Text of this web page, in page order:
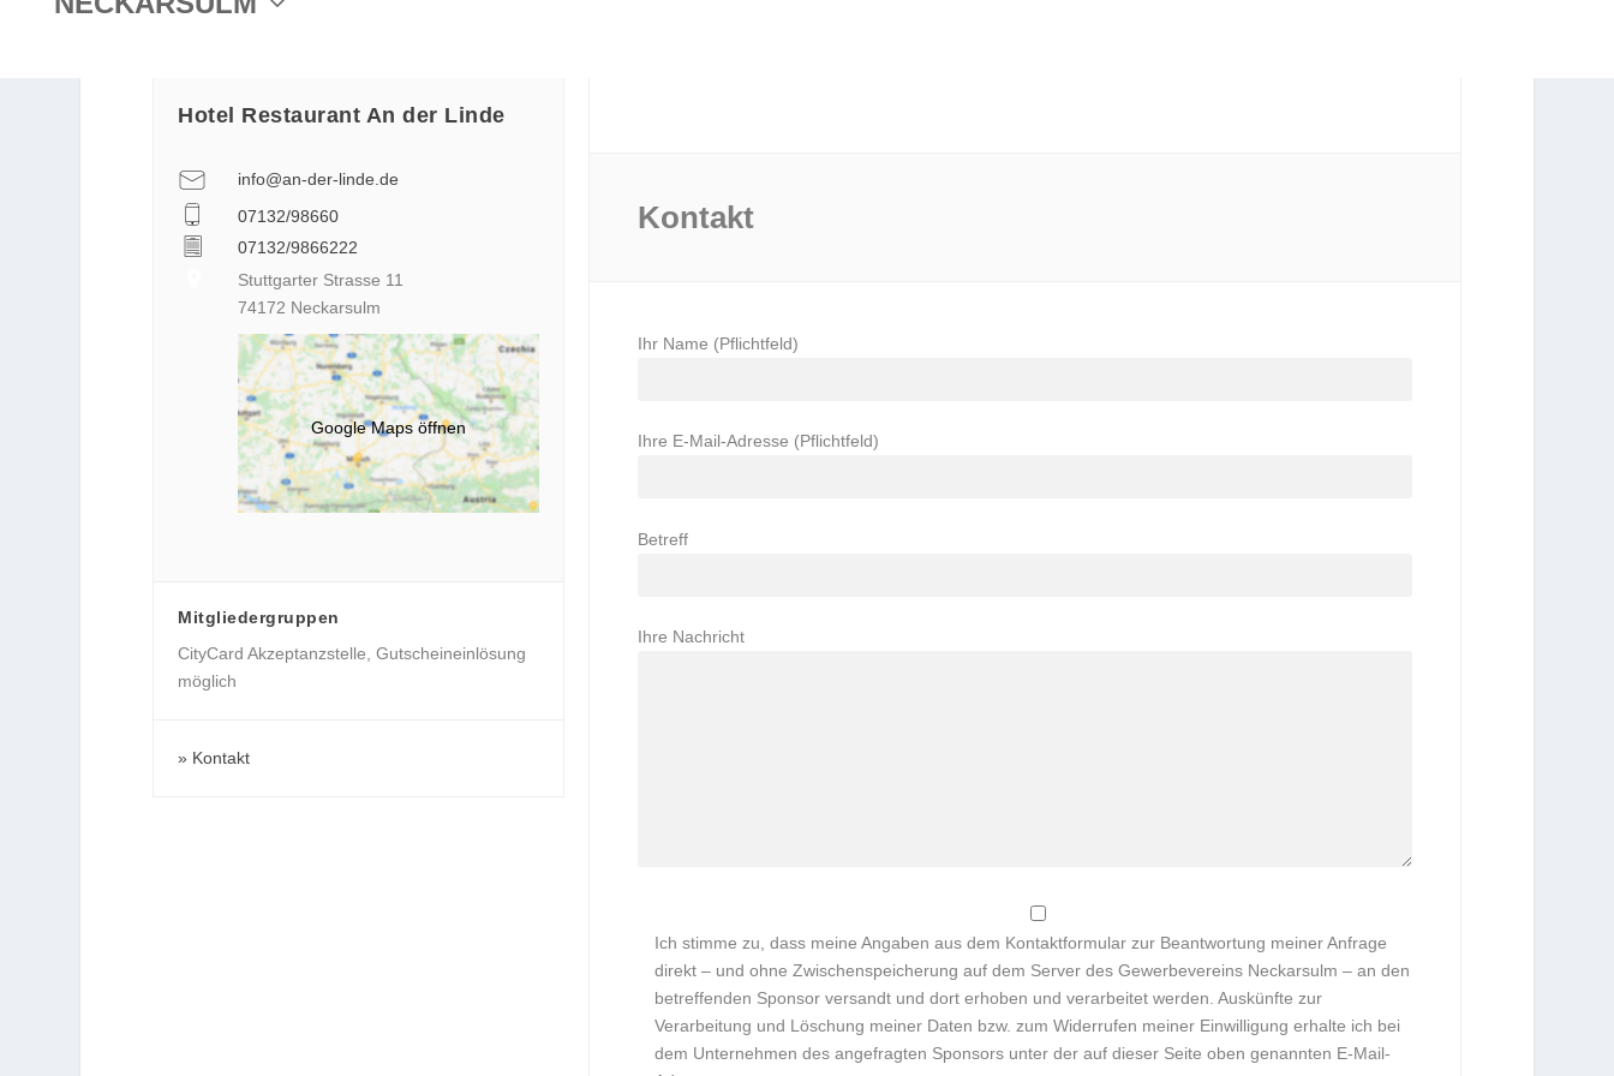
Hotel Restaurant An der Linde
info@an-der-linde.de
07132/98660
07132/9866222
Stuttgarter Strasse 11
74172 Neckarsulm
Google Maps öffnen
Mitgliedergruppen
CityCard Akzeptanzstelle Gutscheineinlösung
möglich
Kontakt
Kontakt
Ihr Name (Pflichtfeld)
Ihre E-Mail-Adresse (Pflichtfeld)
Betreff
Ihre Nachricht
Ich stimme zu, dass meine Angaben aus dem Kontaktformular zur Beantwortung meiner Anfrage
direkt – und ohne Zwischenspeicherung auf dem Server des Gewerbevereins Neckarsulm – an den
betreffenden Sponsor versandt und dort erhoben und verarbeitet werden. Auskünfte zur
Verarbeitung und Löschung meiner Daten bzw. zum Widerrufen meiner Einwilligung erhalte ich bei
dem Unternehmen des angefragten Sponsors unter der auf dieser Seite oben genannten E-Mail-